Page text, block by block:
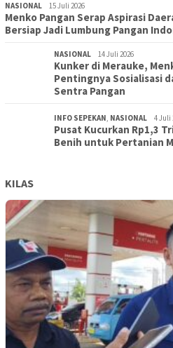
NASIONAL 15 Juli 2026
Menko Pangan Serap Aspirasi
Bersiap Jadi Lumbung Pangan
NASIONAL 14 Juli 2026
Kunker di Merauke,
Pentingnya Sosialisasi
Sentra Pangan
INFO SEPEKAN, NASIONAL 4 Juli
Pusat Kucurkan Rp1,3
Benih untuk Pertanian
KILAS